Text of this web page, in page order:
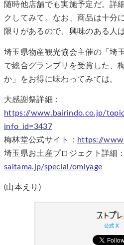
随時他店舗でも実施予定だ。詳
クしてみて。なお、商品は十分
限りがあるので、興味のある人
埼玉県物産観光協会主催の「埼
で総合グランプリを受賞した、
か」をお得に味わってみては。
大感謝祭詳細：
https://www.bairindo.co.jp/
info_id=3437
梅林堂公式サイト： https://
埼玉県お土産プロジェクト詳細：
saitama.jp/special/omiyage
(山本えり)
公式 X